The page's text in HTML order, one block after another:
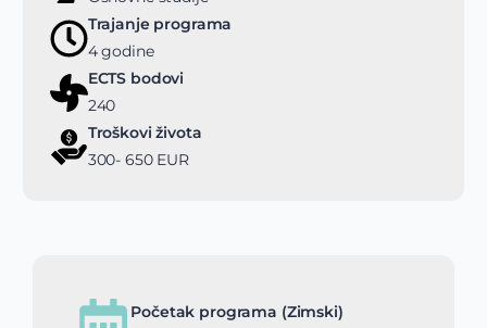
Trajanje programa
4 godine
ECTS bodovi
240
Troškovi života
300- 650 EUR
Početak programa (Zimski)